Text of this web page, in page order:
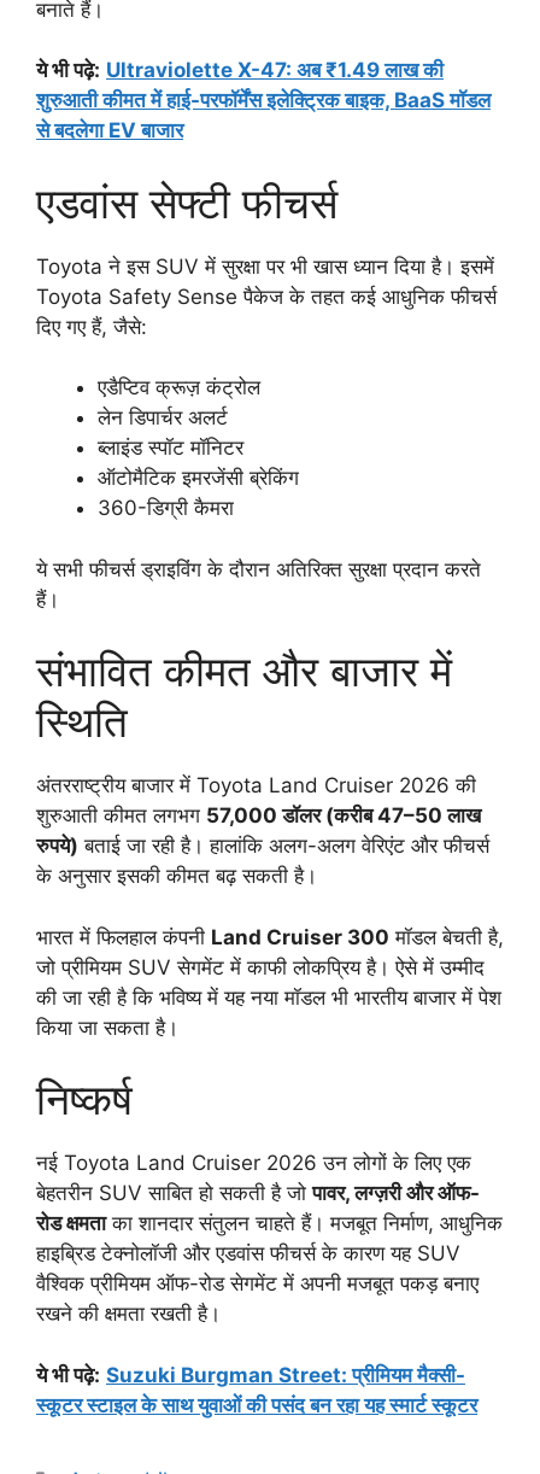
बनाते हैं।
ये भी पढ़े: Ultraviolette X-47: अब ₹1.49 लाख की
शुरुआती कीमत में हाई-परफॉर्मेंस इलेक्ट्रिक बाइक, BaaS मॉडल
से बदलेगा EV बाजार
एडवांस सेफ्टी फीचर्स
Toyota ने इस SUV में सुरक्षा पर भी खास ध्यान दिया है। इसमें
Toyota Safety Sense पैकेज के तहत कई आधुनिक फीचर्स
दिए गए हैं, जैसे:
एडैप्टिव क्रूज़ कंट्रोल
लेन डिपार्चर अलर्ट
ब्लाइंड स्पॉट मॉनिटर
ऑटोमैटिक इमरजेंसी ब्रेकिंग
360-डिग्री कैमरा
ये सभी फीचर्स ड्राइविंग के दौरान अतिरिक्त सुरक्षा प्रदान करते
हैं।
संभावित कीमत और बाजार में
स्थिति
अंतरराष्ट्रीय बाजार में Toyota Land Cruiser 2026 की
शुरुआती कीमत लगभग 57,000 डॉलर (करीब 47–50 लाख
रुपये) बताई जा रही है। हालांकि अलग-अलग वेरिएंट और फीचर्स
के अनुसार इसकी कीमत बढ़ सकती है।
भारत में फिलहाल कंपनी Land Cruiser 300 मॉडल बेचती है,
जो प्रीमियम SUV सेगमेंट में काफी लोकप्रिय है। ऐसे में उम्मीद
की जा रही है कि भविष्य में यह नया मॉडल भी भारतीय बाजार में पेश
किया जा सकता है।
निष्कर्ष
नई Toyota Land Cruiser 2026 उन लोगों के लिए एक
बेहतरीन SUV साबित हो सकती है जोपावर, लग्ज़री और ऑफ-
रोड क्षमताका शानदार संतुलन चाहते हैं। मजबूत निर्माण, आधुनिक
हाइब्रिड टेक्नोलॉजी और एडवांस फीचर्स के कारण यह SUV
वैश्विक प्रीमियम ऑफ-रोड सेगमेंट में अपनी मजबूत पकड़ बनाए
रखने की क्षमता रखती है।
ये भी पढ़े: Suzuki Burgman Street: प्रीमियम मैक्सी-
स्कूटर स्टाइल के साथ युवाओं की पसंद बन रहा यह स्मार्ट स्कूटर